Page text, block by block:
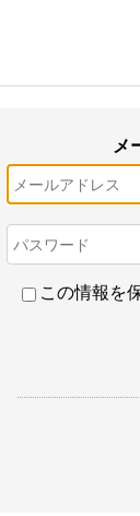
メ
この情報を